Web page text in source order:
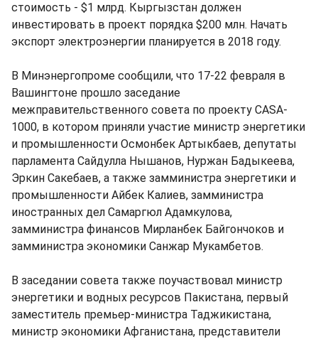
стоимость - $1 млрд. Кыргызстан должен
инвестировать в проект порядка $200 млн. Начать
экспорт электроэнергии планируется в 2018 году.
В Минэнергопроме сообщили, что 17-22 февраля в
Вашингтоне прошло заседание
межправительственного совета по проекту CASA-
1000, в котором приняли участие министр энергетики
и промышленности Осмонбек Артыкбаев, депутаты
парламента Сайдулла Нышанов, Нуржан Бадыкеева,
Эркин Сакебаев, а также замминистра энергетики и
промышленности Айбек Калиев, замминистра
иностранных дел Самаргюл Адамкулова,
замминистра финансов Мирланбек Байгончоков и
замминистра экономики Санжар Мукамбетов.
В заседании совета также поучаствовал министр
энергетики и водных ресурсов Пакистана, первый
заместитель премьер-министра Таджикистана,
министр экономики Афганистана, представители